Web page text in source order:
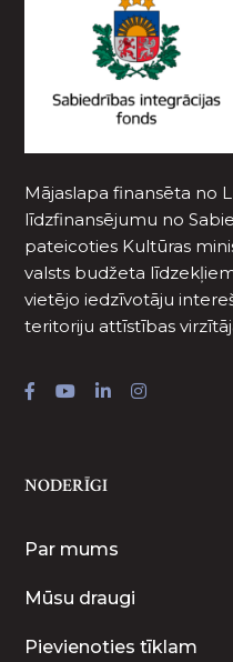
Mājaslapa finansēta no
līdzfinansējumu no
pateicoties Kultūras
valsts budžeta
vietējo iedzīvotāju
teritoriju attīstības
NODERĪGI
Par mums
Mūsu draugi
Pievienoties tīklam